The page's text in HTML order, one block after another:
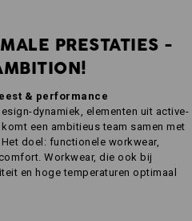
PRESTATIES -
& performance
dynamiek, elementen uit active-
een ambitieus team samen met
doel: functionele workwear,
Workwear, die ook bij
en hoge temperaturen optimaal